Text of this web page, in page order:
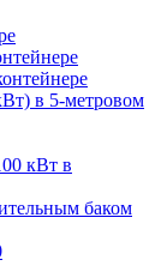
в 5-метровом
кВт в
баком